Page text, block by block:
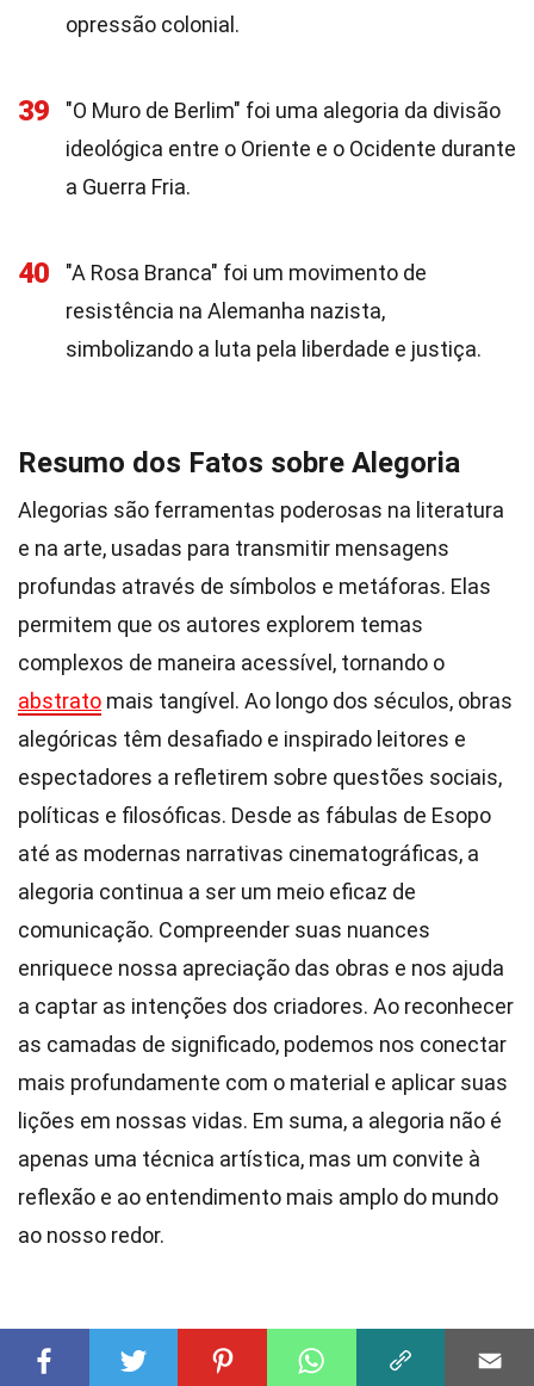
opressão colonial.
39
"O Muro de Berlim" foi uma alegoria da divisão
ideológica entre o Oriente e o Ocidente durante
a Guerra Fria.
40
"A Rosa Branca" foi um movimento de
resistência na Alemanha nazista,
simbolizando a luta pela liberdade e justiça.
Resumo dos Fatos sobre Alegoria
Alegorias são ferramentas poderosas na literatura
e na arte, usadas para transmitir mensagens
profundas através de símbolos e metáforas. Elas
permitem que os autores explorem temas
complexos de maneira acessível, tornando o
abstrato mais tangível. Ao longo dos séculos, obras
alegóricas têm desafiado e inspirado leitores e
espectadores a refletirem sobre questões sociais,
políticas e filosóficas. Desde as fábulas de Esopo
até as modernas narrativas cinematográficas, a
alegoria continua a ser um meio eficaz de
comunicação. Compreender suas nuances
enriquece nossa apreciação das obras e nos ajuda
a captar as intenções dos criadores. Ao reconhecer
as camadas de significado, podemos nos conectar
mais profundamente com o material e aplicar suas
lições em nossas vidas. Em suma, a alegoria não é
apenas uma técnica artística, mas um convite à
reflexão e ao entendimento mais amplo do mundo
ao nosso redor.
Esta página foi útil?